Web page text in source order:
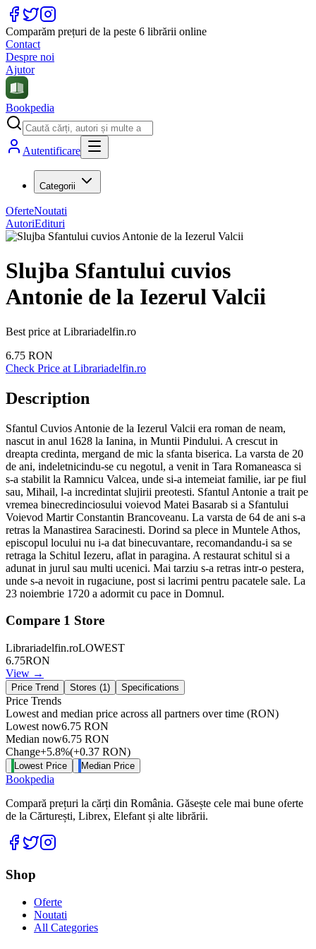
Comparăm prețuri de la peste 6 librării online
Contact
Despre noi
Ajutor
Bookpedia
Autentificare
Categorii
OferteNoutati
AutoriEdituri
Slujba Sfantului cuvios
Antonie de la Iezerul Valcii
Best price at Librariadelfin.ro
6.75 RON
Check Price at Librariadelfin.ro
Description
Sfantul Cuvios Antonie de la Iezerul Valcii era roman de neam,
nascut in anul 1628 la Ianina, in Muntii Pindului. A crescut in
dreapta credinta, mergand de mic la sfanta biserica. La varsta de 20
de ani, indeletnicindu-se cu negotul, a venit in Tara Romaneasca si
s-a stabilit la Ramnicu Valcea, unde si-a intemeiat familie, iar pe fiul
sau, Mihail, l-a incredintat slujirii preotesti. Sfantul Antonie a trait pe
vremea binecredinciosului voievod Matei Basarab si a Sfantului
Voievod Martir Constantin Brancoveanu. La varsta de 64 de ani s-a
retras la Manastirea Saracinesti. Dorind sa plece in Muntele Athos,
episcopul locului nu i-a dat binecuvantare, recomandandu-i sa se
retraga la Schitul Iezeru, aflat in paragina. A restaurat schitul si a
adunat in jurul sau multi ucenici. Mai tarziu s-a retras intr-o pestera,
unde s-a nevoit in rugaciune, post si lacrimi pentru pacatele sale. La
23 noiembrie 1720 a adormit cu pace in Domnul.
Compare 1 Store
Librariadelfin.roLOWEST
6.75RON
View →
Price Trend Stores (1) Specifications
Price Trends
Lowest and median price across all partners over time (RON)
Lowest now6.75 RON
Median now6.75 RON
Change+5.8%(+0.37 RON)
Lowest Price Median Price
Bookpedia
Compară prețuri la cărți din România. Găsește cele mai bune oferte
de la Cărturești, Librex, Elefant și alte librării.
Facebook
Twitter
Shop
Oferte
Noutati
All Categories